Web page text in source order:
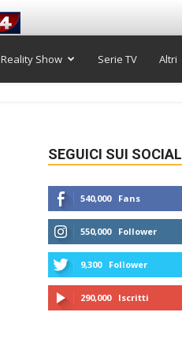
Reality Show Serie TV Altri
SEGUICI SUI SOCIAL
540,000 Fans
550,000 Follower
9,300 Follower
290,000 Iscritti